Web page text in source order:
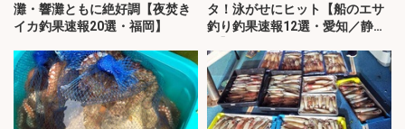
灘・響灘ともに絶好調【夜焚き
イカ釣果速報20選・福岡】
タ！泳がせにヒット【船のエサ
釣り釣果速報12選・愛知／静